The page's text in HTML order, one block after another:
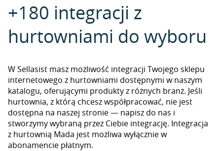
+180 integracji z
hurtowniami do wyboru
W Sellasist masz możliwość integracji Twojego sklepu
internetowego z hurtowniami dostępnymi w naszym
katalogu, oferującymi produkty z różnych branż. Jeśli
hurtownia, z którą chcesz współpracować, nie jest
dostępna na naszej stronie — napisz do nas i
stworzymy wybraną przez Ciebie integrację. Integracja
z hurtownią Mada jest możliwa wyłącznie w
abonamencie płatnym.